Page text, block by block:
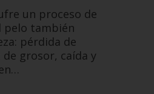
un proceso de
pelo también
pérdida de
grosor, caída y